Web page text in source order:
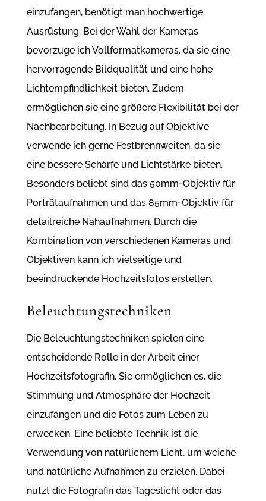
einzufangen, benötigt man hochwertige
Ausrüstung. Bei der Wahl der Kameras
bevorzuge ich Vollformatkameras, da sie eine
hervorragende Bildqualität und eine hohe
Lichtempfindlichkeit bieten. Zudem
ermöglichen sie eine größere Flexibilität bei der
Nachbearbeitung. In Bezug auf Objektive
verwende ich gerne Festbrennweiten, da sie
eine bessere Schärfe und Lichtstärke bieten.
Besonders beliebt sind das 50mm-Objektiv für
Porträtaufnahmen und das 85mm-Objektiv für
detailreiche Nahaufnahmen. Durch die
Kombination von verschiedenen Kameras und
Objektiven kann ich vielseitige und
beeindruckende Hochzeitsfotos erstellen.
Beleuchtungstechniken
Die Beleuchtungstechniken spielen eine
entscheidende Rolle in der Arbeit einer
Hochzeitsfotografin. Sie ermöglichen es, die
Stimmung und Atmosphäre der Hochzeit
einzufangen und die Fotos zum Leben zu
erwecken. Eine beliebte Technik ist die
Verwendung von natürlichem Licht, um weiche
und natürliche Aufnahmen zu erzielen. Dabei
nutzt die Fotografin das Tageslicht oder das